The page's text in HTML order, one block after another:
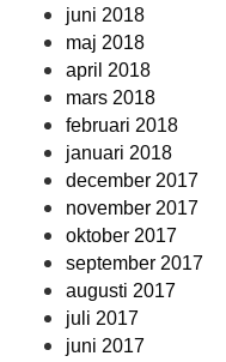
juni 2018
maj 2018
april 2018
mars 2018
februari 2018
januari 2018
december 2017
november 2017
oktober 2017
september 2017
augusti 2017
juli 2017
juni 2017